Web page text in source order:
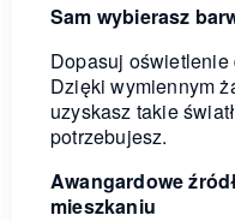
Sam wybierasz
Dopasuj
Dzięki wymiennym
uzyskasz takie
potrzebujesz.
Awangardowe
mieszkaniu